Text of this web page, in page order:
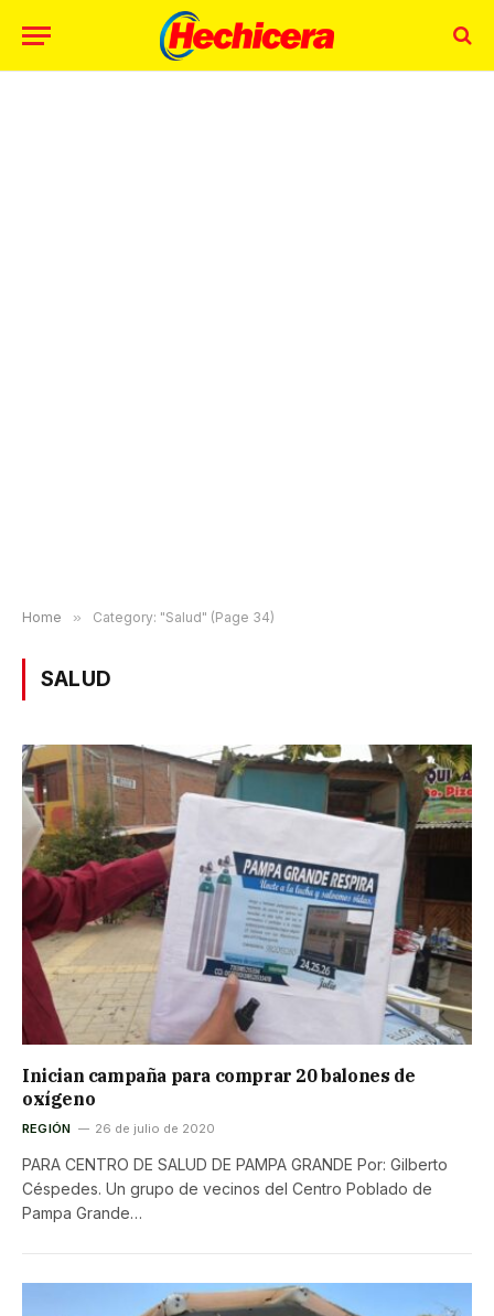
Home » Category: "Salud" (Page 34)
SALUD
Inician campaña para comprar 20 balones de
oxígeno
REGIÓN 26 de julio de 2020
PARA CENTRO DE SALUD DE PAMPA GRANDE Por: Gilberto
Céspedes. Un grupo de vecinos del Centro Poblado de
Pampa Grande…